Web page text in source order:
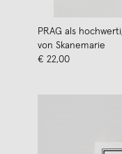
PRAG als
von Skanemarie
€ 22,00